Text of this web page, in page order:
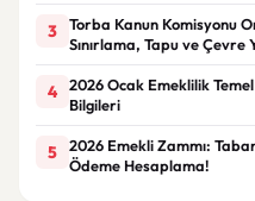
3
Torba Kanun Komisyonu
Sınırlama, Tapu ve
4
2026 Ocak Emeklilik
Bilgileri
5
2026 Emekli Zammı:
Ödeme Hesaplama!